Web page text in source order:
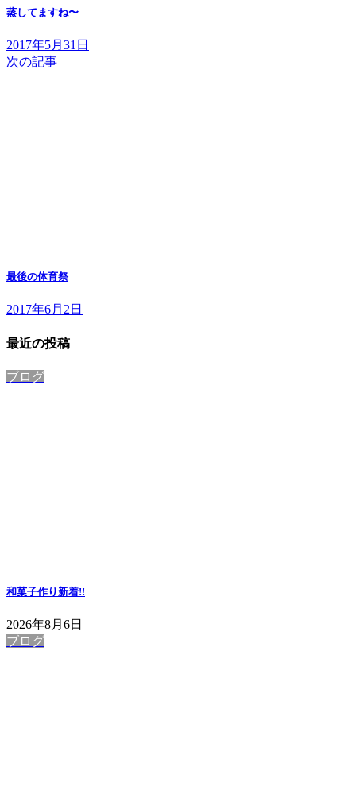
蒸してますね〜
2017年5月31日
次の記事
最後の体育祭
2017年6月2日
最近の投稿
ブログ
和菓子作り新着!!
2026年8月6日
ブログ